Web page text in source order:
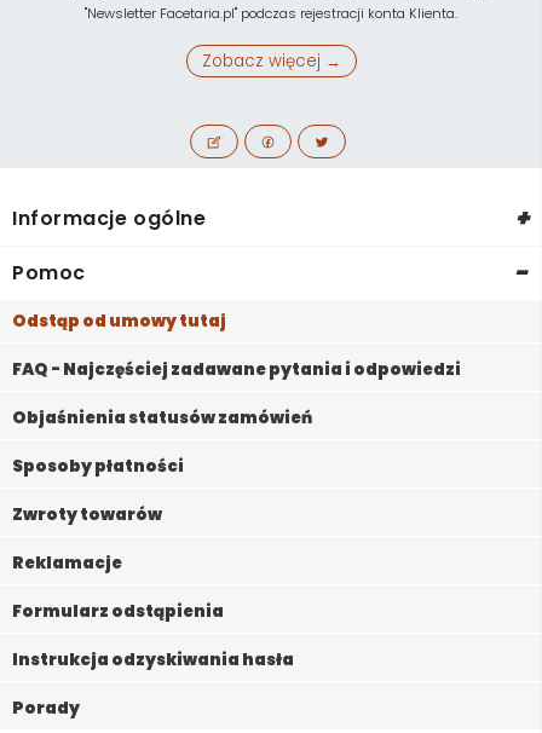
"Newsletter Facetaria.pl" podczas rejestracji konta Klienta.
Zobacz więcej →
Informacje ogólne +
Pomoc -
Odstąp od umowy tutaj
FAQ - Najczęściej zadawane pytania i odpowiedzi
Objaśnienia statusów zamówień
Sposoby płatności
Zwroty towarów
Reklamacje
Formularz odstąpienia
Instrukcja odzyskiwania hasła
Porady